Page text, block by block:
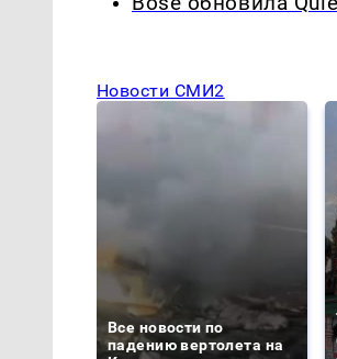
Новости СМИ2
Все новости по
падению вертолета на